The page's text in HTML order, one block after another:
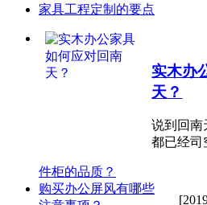
家具工程定制的要点
实木办
天？
说到回南
都已经
件柜的品质？
购买办公屏风有哪些